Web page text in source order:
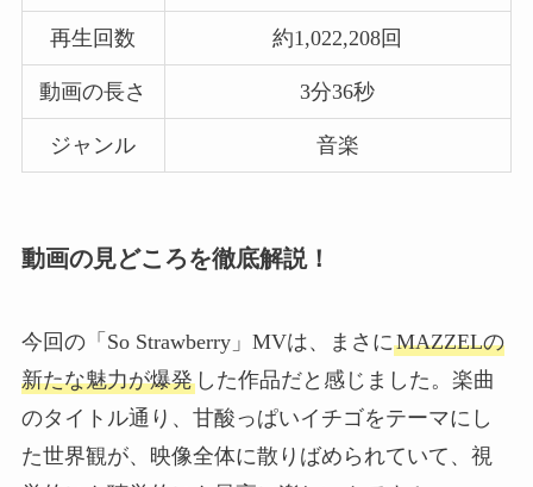
再生回数 約1,022,208回
動画の長さ 3分36秒
ジャンル 音楽
動画の見どころを徹底解説！
今回の「So Strawberry」MVは、まさにMAZZELの
新たな魅力が爆発した作品だと感じました。楽曲
のタイトル通り、甘酸っぱいイチゴをテーマにし
た世界観が、映像全体に散りばめられていて、視